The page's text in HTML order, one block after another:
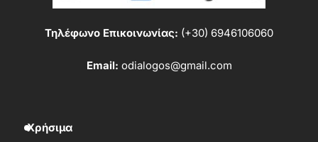
Τηλέφωνο Επικοινωνίας: (+30) 6946106060
Email: odialogos@gmail.com
Χρήσιμα